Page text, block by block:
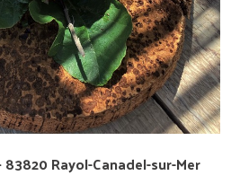
83820 Rayol-Canadel-sur-Mer